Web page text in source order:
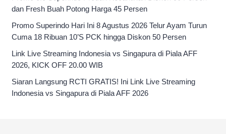
dan Fresh Buah Potong Harga 45 Persen
Promo Superindo Hari Ini 8 Agustus 2026 Telur Ayam Turun
Cuma 18 Ribuan 10’S PCK hingga Diskon 50 Persen
Link Live Streaming Indonesia vs Singapura di Piala AFF
2026, KICK OFF 20.00 WIB
Siaran Langsung RCTI GRATIS! Ini Link Live Streaming
Indonesia vs Singapura di Piala AFF 2026